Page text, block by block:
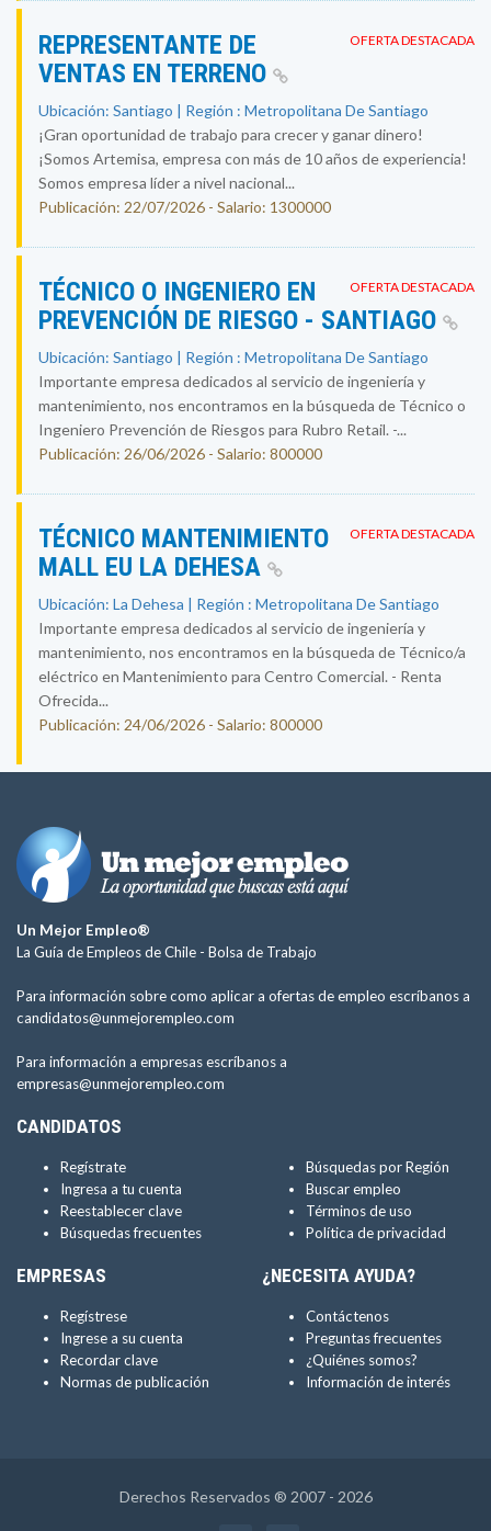
OFERTA DESTACADA
REPRESENTANTE DE
VENTAS EN TERRENO
Ubicación: Santiago | Región : Metropolitana De Santiago
¡Gran oportunidad de trabajo para crecer y ganar dinero!
¡Somos Artemisa, empresa con más de 10 años de experiencia!
Somos empresa líder a nivel nacional...
Publicación: 22/07/2026 - Salario: 1300000
OFERTA DESTACADA
TÉCNICO O INGENIERO EN
PREVENCIÓN DE RIESGO - SANTIAGO
Ubicación: Santiago | Región : Metropolitana De Santiago
Importante empresa dedicados al servicio de ingeniería y
mantenimiento, nos encontramos en la búsqueda de Técnico o
Ingeniero Prevención de Riesgos para Rubro Retail. -...
Publicación: 26/06/2026 - Salario: 800000
OFERTA DESTACADA
TÉCNICO MANTENIMIENTO
MALL EU LA DEHESA
Ubicación: La Dehesa | Región : Metropolitana De Santiago
Importante empresa dedicados al servicio de ingeniería y
mantenimiento, nos encontramos en la búsqueda de Técnico/a
eléctrico en Mantenimiento para Centro Comercial. - Renta
Ofrecida...
Publicación: 24/06/2026 - Salario: 800000
Un Mejor Empleo®
La Guía de Empleos de Chile - Bolsa de Trabajo
Para información sobre como aplicar a ofertas de empleo escríbanos a
candidatos@unmejorempleo.com
Para información a empresas escríbanos a
empresas@unmejorempleo.com
CANDIDATOS
Regístrate
Ingresa a tu cuenta
Reestablecer clave
Búsquedas frecuentes
Búsquedas por Región
Buscar empleo
Términos de uso
Política de privacidad
EMPRESAS
Regístrese
Ingrese a su cuenta
Recordar clave
Normas de publicación
¿NECESITA AYUDA?
Contáctenos
Preguntas frecuentes
¿Quiénes somos?
Información de interés
Derechos Reservados ® 2007 - 2026